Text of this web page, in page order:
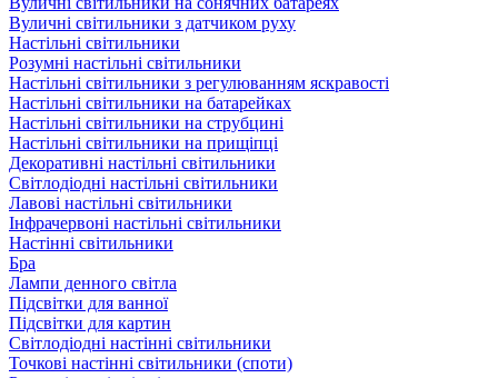
Вуличні світильники з датчиком руху
Настільні світильники
Розумні настільні світильники
Настільні світильники з регулюванням яскравості
Настільні світильники на батарейках
Настільні світильники на струбцині
Настільні світильники на прищіпці
Декоративні настільні світильники
Світлодіодні настільні світильники
Лавові настільні світильники
Інфрачервоні настільні світильники
Настінні світильники
Бра
Лампи денного світла
Підсвітки для ванної
Підсвітки для картин
Світлодіодні настінні світильники
Точкові настінні світильники (споти)